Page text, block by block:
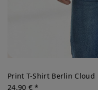
Print T-Shirt Berlin Cloud
24,90 € *